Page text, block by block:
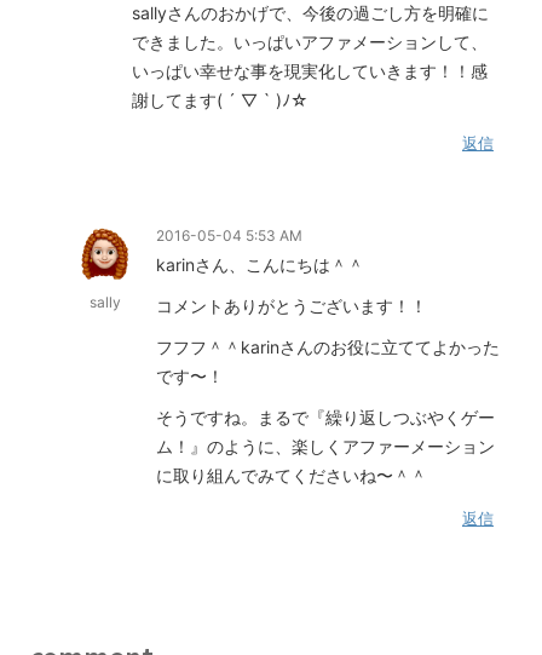
sallyさんのおかげで、今後の過ごし方を明確に
できました。いっぱいアファメーションして、
いっぱい幸せな事を現実化していきます！！感
謝してます( ´ ▽ ` )ﾉ☆
返信
sally
2016-05-04 5:53 AM
karinさん、こんにちは＾＾
コメントありがとうございます！！
フフフ＾＾karinさんのお役に立ててよかった
です〜！
そうですね。まるで『繰り返しつぶやくゲー
ム！』のように、楽しくアファーメーション
に取り組んでみてくださいね〜＾＾
返信